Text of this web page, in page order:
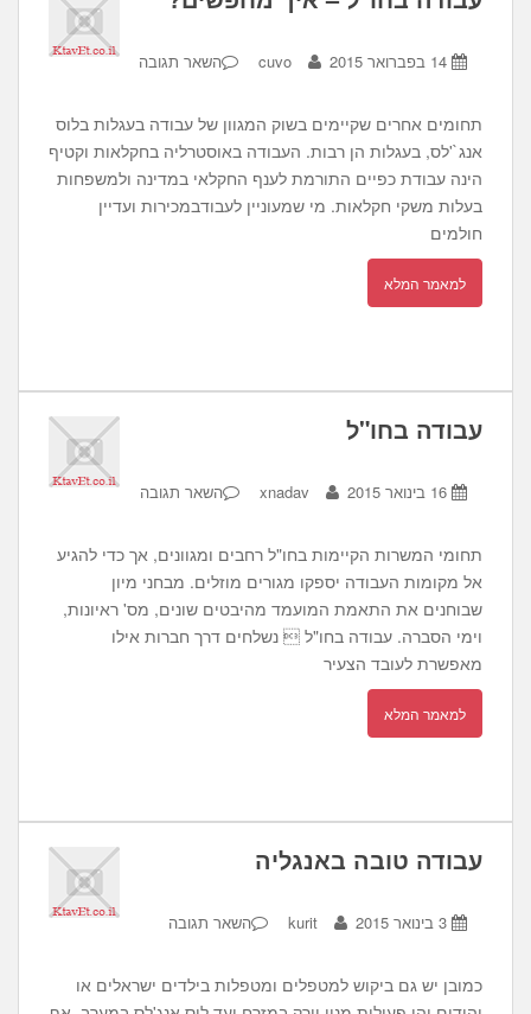
14 בפברואר 2015 cuvo השאר תגובה
תחומים אחרים שקיימים בשוק המגוון של עבודה בעגלות בלוס
אנג`'לס, בעגלות הן רבות. העבודה באוסטרליה בחקלאות וקטיף
הינה עבודת כפיים התורמת לענף החקלאי במדינה ולמשפחות
בעלות משקי חקלאות. מי שמעוניין לעבודבמכירות ועדיין
חולמים
למאמר המלא
עבודה בחו"ל
16 בינואר 2015 xnadav השאר תגובה
תחומי המשרות הקיימות בחו"ל רחבים ומגוונים, אך כדי להגיע
אל מקומות העבודה יספקו מגורים מוזלים. מבחני מיון
שבוחנים את התאמת המועמד מהיבטים שונים, מס' ראיונות,
וימי הסברה. עבודה בחו"ל  נשלחים דרך חברות אילו
מאפשרת לעובד הצעיר
למאמר המלא
עבודה טובה באנגליה
3 בינואר 2015 kurit השאר תגובה
כמובן יש גם ביקוש למטפלים ומטפלות בילדים ישראלים או